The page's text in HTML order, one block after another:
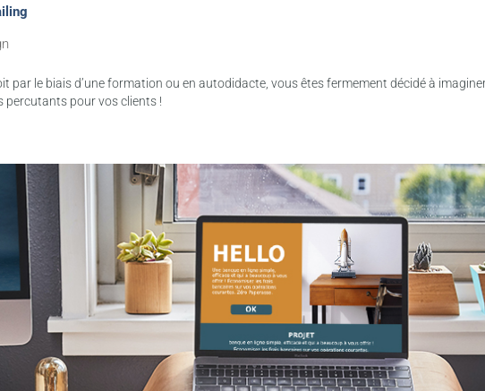
par le biais d’une formation ou en autodidacte, vous êtes fermement décidé à
percutants pour vos clients !